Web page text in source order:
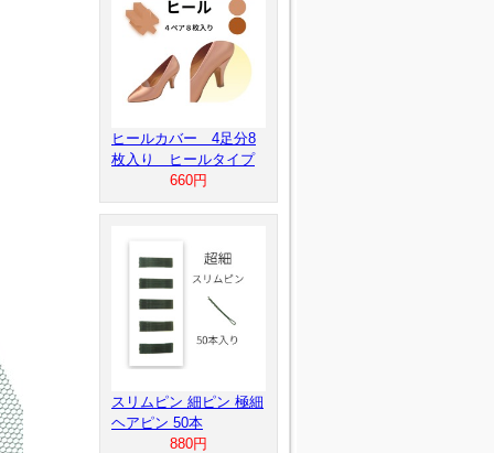
ヒールカバー 4足分8
枚入り ヒールタイプ
660円
スリムピン 細ピン 極細
ヘアピン 50本
880円